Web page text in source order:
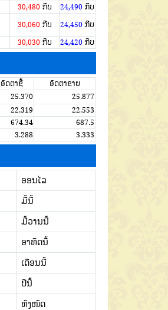
30,480ກີບ 24,490 ກີບ
30,060ກີບ 24,450 ກີບ
30,030ກີບ 24,420 ກີບ
ອັດຕາຊື້
ອັດຕາຂາຍ
25.370
25.877
22.319
22.553
674.34
687.5
3.288 3.333
ອອນໄລ
ມື້ນີ້
ມື້ວານນີ້
ອາທິດນີ້
ເດືອນນີ້
ປີນີ້
ທັງໜົດ